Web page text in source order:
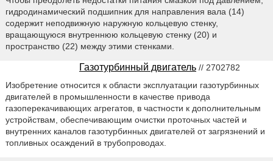
гидродинамический подшипник для направления вала (14)
содержит неподвижную наружную кольцевую стенку,
вращающуюся внутреннюю кольцевую стенку (20) и
пространство (22) между этими стенками.
Газотурбинный двигатель // 2702782
Изобретение относится к области эксплуатации газотурбинных
двигателей в промышленности в качестве привода
газоперекачивающих агрегатов, в частности к дополнительным
устройствам, обеспечивающим очистки проточных частей и
внутренних каналов газотурбинных двигателей от загрязнений и
топливных осаждений в трубопроводах.